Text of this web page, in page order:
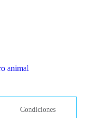
Condiciones